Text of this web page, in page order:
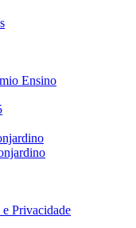
Ensino
Privacidade